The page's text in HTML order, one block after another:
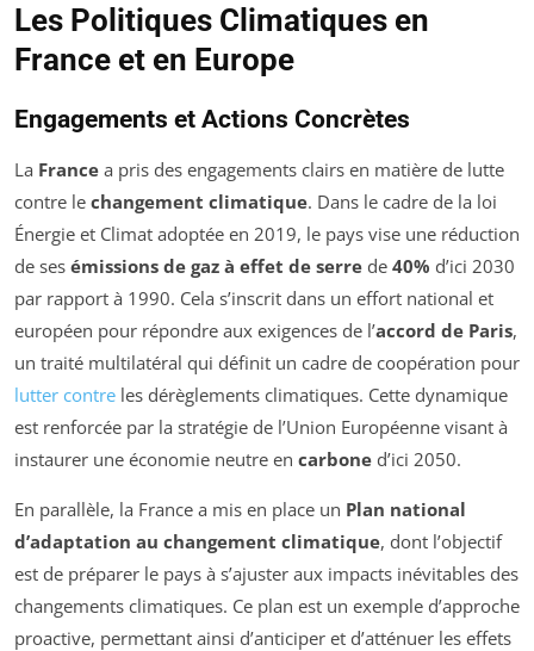
Les Politiques Climatiques en
France et en Europe
Engagements et Actions Concrètes
La France a pris des engagements clairs en matière de lutte
contre le changement climatique. Dans le cadre de la loi
Énergie et Climat adoptée en 2019, le pays vise une réduction
de ses émissions de gaz à effet de serre de 40% d’ici 2030
par rapport à 1990. Cela s’inscrit dans un effort national et
européen pour répondre aux exigences de l’accord de Paris,
un traité multilatéral qui définit un cadre de coopération pour
lutter contre les dérèglements climatiques. Cette dynamique
est renforcée par la stratégie de l’Union Européenne visant à
instaurer une économie neutre en carbone d’ici 2050.
En parallèle, la France a mis en place un Plan national
d’adaptation au changement climatique, dont l’objectif
est de préparer le pays à s’ajuster aux impacts inévitables des
changements climatiques. Ce plan est un exemple d’approche
proactive, permettant ainsi d’anticiper et d’atténuer les effets